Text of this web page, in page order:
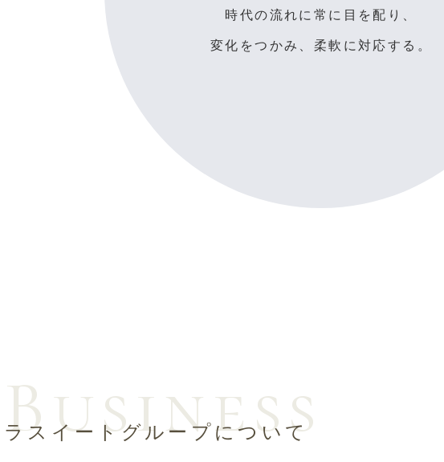
時代の流れに常に目を配り、
変化をつかみ、柔軟に対応する。
ラスイートグループについて
Business